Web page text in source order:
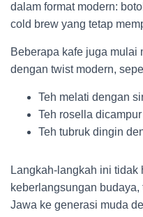
dalam format modern:
cold brew yang tetap
Beberapa kafe juga mulai
dengan twist modern,
Teh melati dengan
Teh rosella dicampur
Teh tubruk dingin
Langkah-langkah ini tidak
keberlangsungan
Jawa ke generasi muda